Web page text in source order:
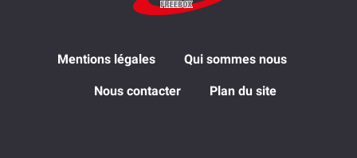
Mentions légales Qui sommes nous
Nous contacter Plan du site